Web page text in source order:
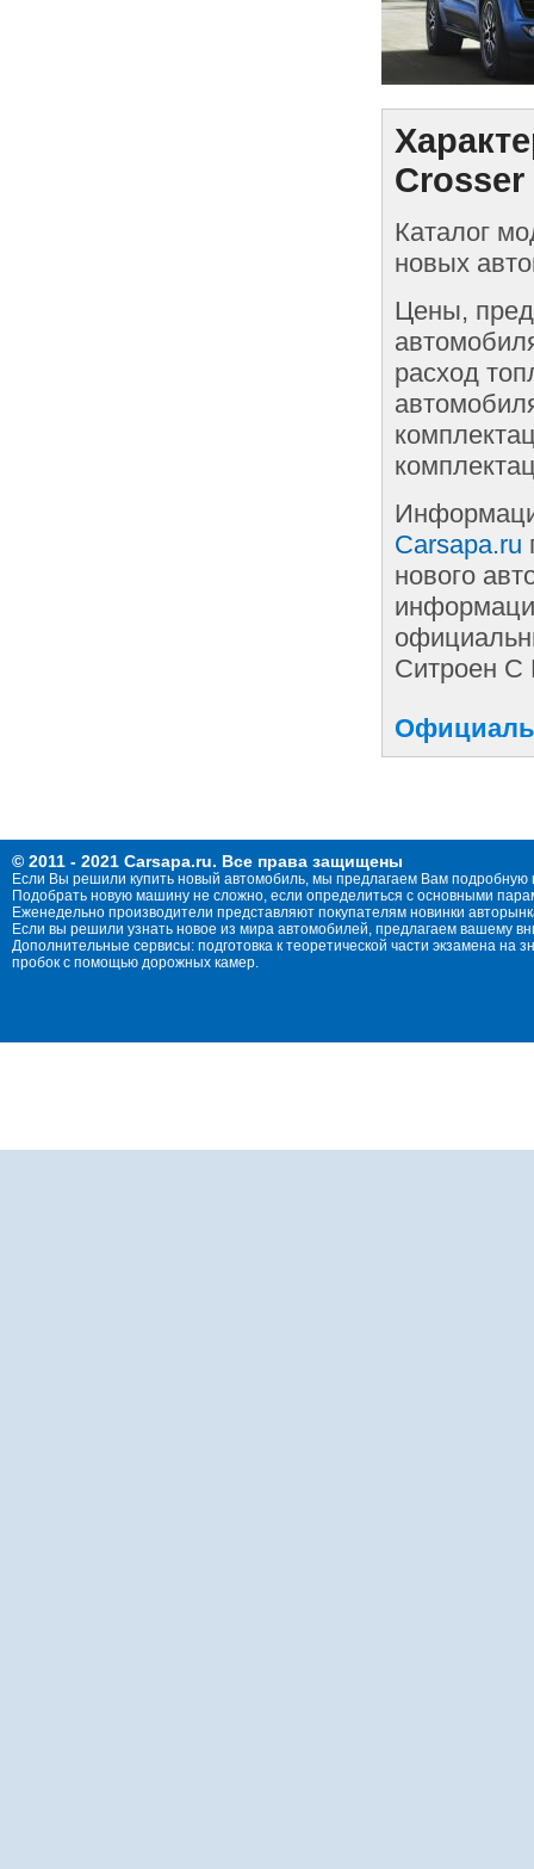
Crosser
Каталог
новых
Цены,
расход
Carsapa.ru
нового
Ситроен С
© 2011 - 2021 Carsapa.ru. Все права защищены
Если Вы решили купить новый автомобиль, мы предлагаем Вам
Подобрать новую машину не сложно, если определиться с основными
Еженедельно производители представляют покупателям новинки
Если вы решили узнать новое из мира автомобилей, предлагаем вашему
Дополнительные сервисы: подготовка к теоретической части экзамена
пробок с помощью дорожных камер.